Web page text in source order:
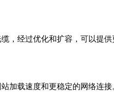
，经过优化和扩容，可以提
加载速度和更稳定的网络连